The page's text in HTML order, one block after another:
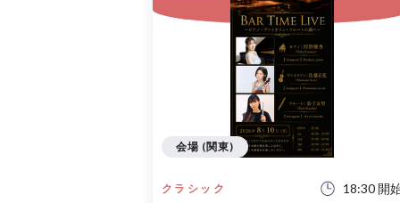
クラシック 18:30 開
会場 (関東)